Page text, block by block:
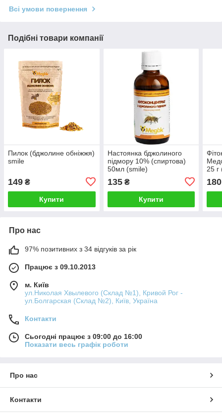
Всі умови повернення
Подібні товари компанії
Пилок (бджолине обніжжя)
smile
149 ₴
Купити
Настоянка бджолиного
підмору 10% (спиртова)
50мл (smile)
135₴
Купити
25 г
180
Про нас
97% позитивних з 34 відгуків за рік
Працює з 09.10.2013
м. Київ
ул.Николая Хвылевого (Склад №1), Кривой Рог -
ул.Болгарская (Склад №2), Київ, Україна
Контакти
Сьогодні працює з 09:00 до 16:00
Показати весь графік роботи
Про нас
Контакти